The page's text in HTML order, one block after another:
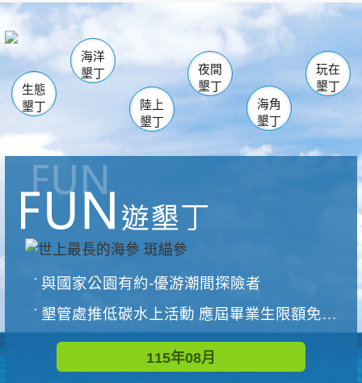
南仁湖
海生館
恆春 佳樂水
龍鑾潭自然中心 森林遊樂區
瓊麻館
關山 墾管處遊客中心
社頂公園 風吹沙
船帆石
白砂 龍磐公園
香蕉灣
砂島
鵝鑾鼻
生態
墾丁
海洋
墾丁
陸上
墾丁
夜間
墾丁
海角
墾丁
玩在
墾丁
與國家公園有約-優游潮間探險者
墾管處推低碳水上活動 應屆畢業生限額免費參加
115年08月